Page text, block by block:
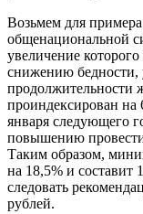
Возьмем для
общенациональной
увеличение которого
снижению бедности,
продолжительности
проиндексирован на
января следующего
повышению
Таким образом,
на 18,5% и составит
следовать
рублей.